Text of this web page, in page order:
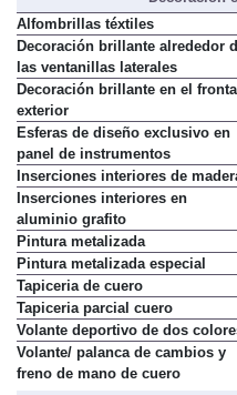
Alfombrillas téxtiles
Decoración brillante alrededor
las ventanillas laterales
Decoración brillante en el
exterior
Esferas de diseño exclusivo en
panel de instrumentos
Inserciones interiores de
Inserciones interiores en
aluminio grafito
Pintura metalizada
Pintura metalizada especial
Tapiceria de cuero
Tapiceria parcial cuero
Volante deportivo de dos
Volante/ palanca de cambios y
freno de mano de cuero